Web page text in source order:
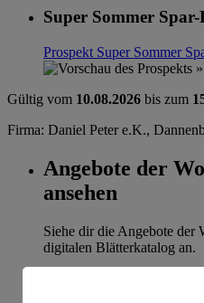
Super Sommer Spar-
Prospekt Super Sommer
Gültig vom 10.08.2026 bis zum
Firma: Daniel Peter e.K.,
Angebote der
ansehen
Siehe dir die Angebote der
digitalen Blätterkatalog an.